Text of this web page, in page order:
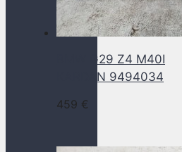
BMW G29 Z4 M40I
KARDAN 9494034
459 €